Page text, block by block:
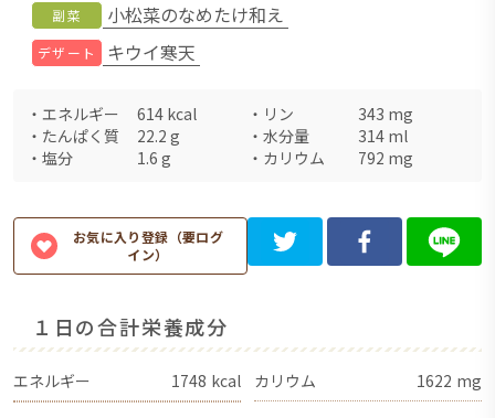
副菜 小松菜のなめたけ和え
デザート キウイ寒天
・ エネルギー 614 kcal ・ リン 343 mg
・ たんぱく質 22.2 g ・ 水分量 314 ml
・ 塩分 1.6 g ・ カリウム 792 mg
お気に入り登録（要ログ
イン）
１日の合計栄養成分
エネルギー 1748 kcal カリウム 1622 mg